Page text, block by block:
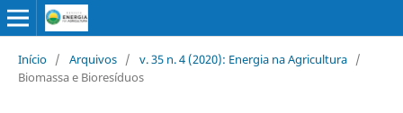
Início / Arquivos / v. 35 n. 4 (2020): Energia na Agricultura /
Biomassa e Bioresíduos